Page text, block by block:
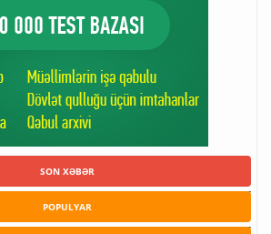
SON XƏBƏR
POPULYAR